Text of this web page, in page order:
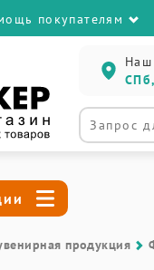
покупателям
Наш
продукция